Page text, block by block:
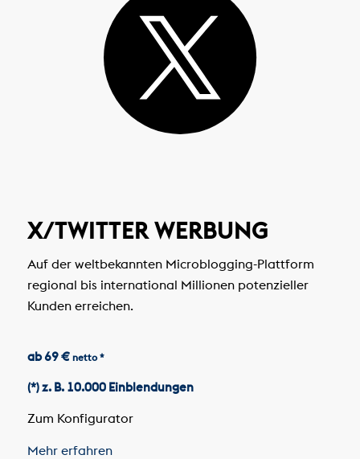
X/TWITTER WERBUNG
Auf der weltbekannten Microblogging-Plattform
regional bis international Millionen potenzieller
Kunden erreichen.
ab 69 € netto *
(*) z. B. 10.000 Einblendungen
Zum Konfigurator
Mehr erfahren